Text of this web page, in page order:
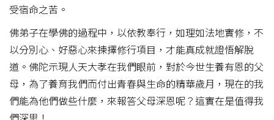
受宿命之苦。
佛弟子在學佛的過程中，以依教奉行，如理如法地實修，不
以分別心、好惡心來揀擇修行項目，才能真成就證悟解脫
道。佛陀示現人天大孝在我們眼前，對於今世生養有恩的父
母，為了養育我們而付出青春與生命的精華歲月，現在的我
們能為他們做些什麼，來報答父母深恩呢？這實在是值得我